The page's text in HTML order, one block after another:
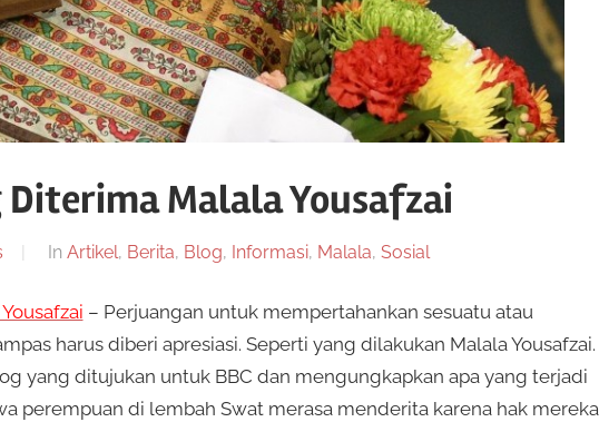
Diterima Malala Yousafzai
In Artikel, Berita, Blog, Informasi, Malala, Sosial
– Perjuangan untuk mempertahankan sesuatu atau
harus diberi apresiasi. Seperti yang dilakukan Malala Yousafzai.
yang ditujukan untuk BBC dan mengungkapkan apa yang terjadi
perempuan di lembah Swat merasa menderita karena hak mereka